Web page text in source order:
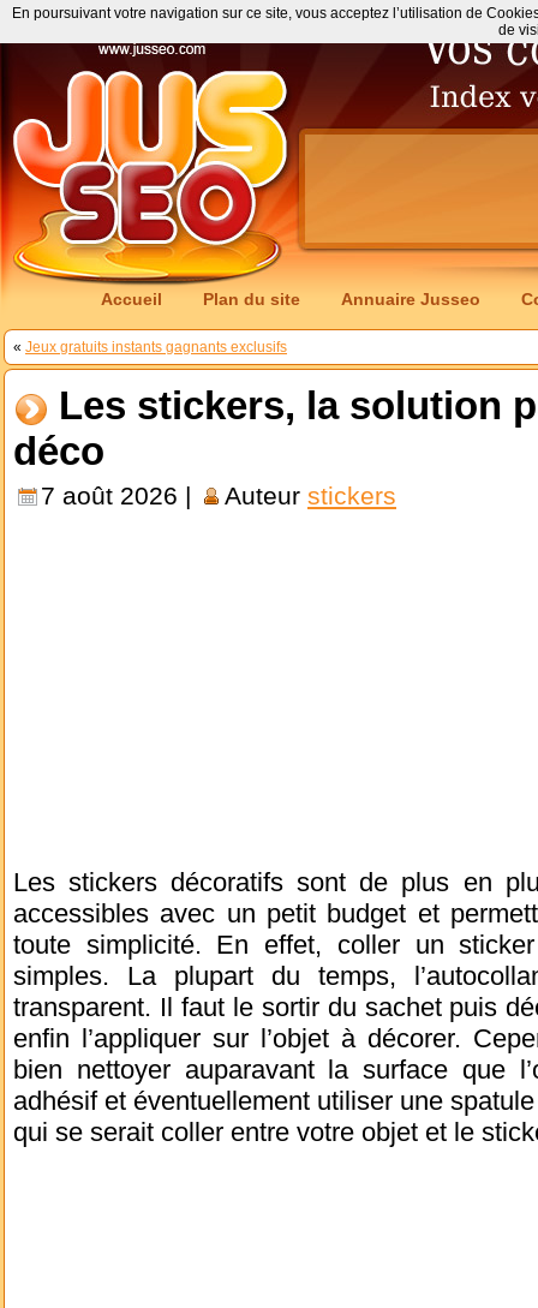
Accueil Plan du site Annuaire Jusseo
« Jeux gratuits instants gagnants exclusifs
Les stickers, la solution
déco
7 août 2026 | Auteur stickers
Les stickers décoratifs sont de plus en
accessibles avec un petit budget et
toute simplicité. En effet, coller un
simples. La plupart du temps,
transparent. Il faut le sortir du sachet puis
enfin l’appliquer sur l’objet à décorer.
bien nettoyer auparavant la surface que
adhésif et éventuellement utiliser une
qui se serait coller entre votre objet et le
En poursuivant votre navigation sur ce site, vous acceptez l’utilisation de
de